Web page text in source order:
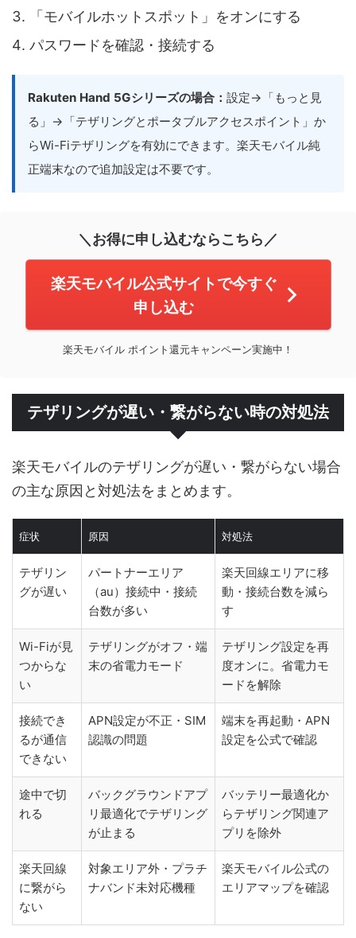
「モバイルホットスポット」をオンにする
パスワードを確認・接続する
Rakuten Hand 5Gシリーズの場合： 設定→「もっと見
る」→「テザリングとポータブルアクセスポイント」か
らWi-Fiテザリングを有効にできます。楽天モバイル純
正端末なので追加設定は不要です。
＼お得に申し込むならこちら／
楽天モバイル公式サイトで今すぐ
申し込む
楽天モバイル ポイント還元キャンペーン実施中！
テザリングが遅い・繋がらない時の対処法
楽天モバイルのテザリングが遅い・繋がらない場合
の主な原因と対処法をまとめます。
症状 原因 対処法
テザリン
グが遅い
パートナーエリア
（au）接続中・接続
台数が多い
楽天回線エリアに移
動・接続台数を減ら
す
Wi-Fiが見
つからな
い
テザリングがオフ・端
末の省電力モード
テザリング設定を再
度オンに。省電力モ
ードを解除
接続でき
るが通信
できない
APN設定が不正・SIM
認識の問題
端末を再起動・APN
設定を公式で確認
途中で切
れる
バックグラウンドアプ
リ最適化でテザリング
が止まる
バッテリー最適化か
らテザリング関連ア
プリを除外
楽天回線
に繋がら
ない
対象エリア外・プラチ
ナバンド未対応機種
楽天モバイル公式の
エリアマップを確認